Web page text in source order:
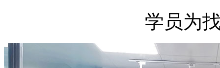
学员为